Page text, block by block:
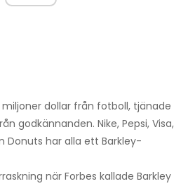
miljoner dollar från fotboll, tjänade
godkännanden. Nike, Pepsi, Visa,
Donuts har alla ett Barkley-
när Forbes kallade Barkley